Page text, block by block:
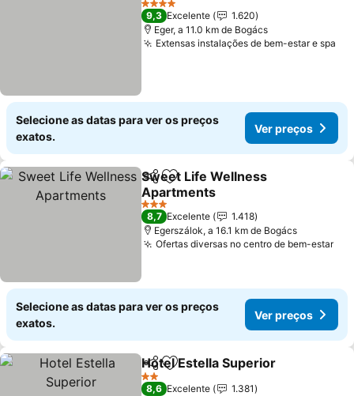
4 Estrelas
9,3 Excelente
1.620
Eger, a 11.0 km de Bogács
Extensas instalações de bem-estar e spa
Selecione as datas para ver os preços
exatos.
Ver preços
PartilharAdicionar aos favoritos
Sweet Life Wellness
Apartments
3 Estrelas
8,7 Excelente
1.418
Egerszálok, a 16.1 km de Bogács
Ofertas diversas no centro de bem-estar
Selecione as datas para ver os preços
exatos.
Ver preços
PartilharAdicionar aos favoritos
Hotel Estella Superior
2 Estrelas
8,6 Excelente
1.381